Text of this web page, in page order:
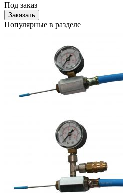
Под заказ
Заказать
Популярные в разделе